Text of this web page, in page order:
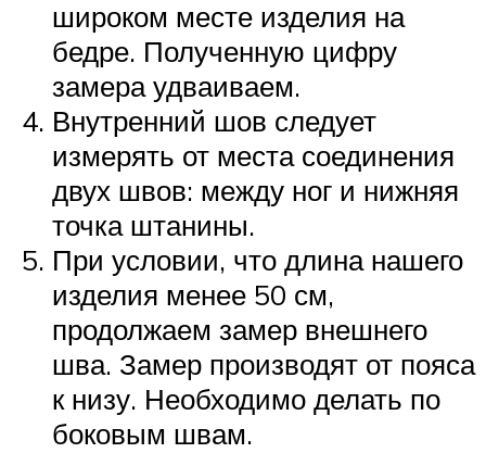
широком месте изделия на
бедре. Полученную цифру
замера удваиваем.
Внутренний шов следует
измерять от места соединения
двух швов: между ног и нижняя
точка штанины.
При условии, что длина нашего
изделия менее 50 см,
продолжаем замер внешнего
шва. Замер производят от пояса
к низу. Необходимо делать по
боковым швам.